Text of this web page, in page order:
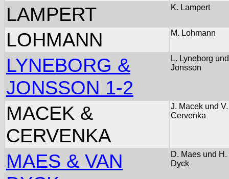
LAMPERT K. Lampert
LOHMANN M. Lohmann
LYNEBORG &
JONSSON 1-2
L. Lyneborg
Jonsson
MACEK &
CERVENKA
J. Macek und V.
Cervenka
MAES & VAN
D. Maes und H.
Dyck